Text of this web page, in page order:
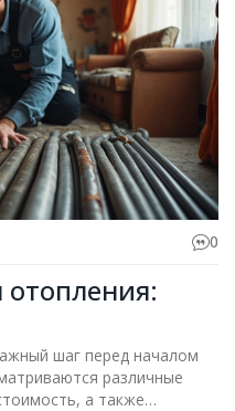
советы и интересные
принятия решения.
0
шаг перед началом
различные
а также